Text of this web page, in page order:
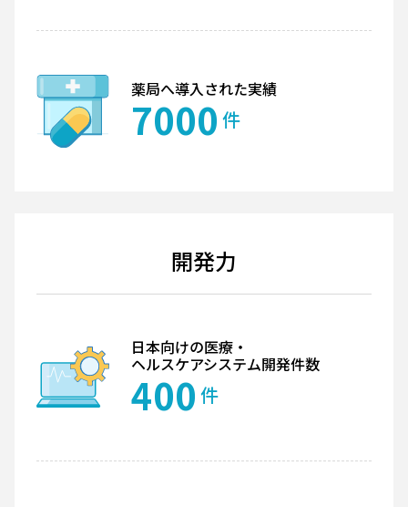
薬局へ導入された実績
7000 件
開発力
日本向けの医療・
ヘルスケアシステム開発件数
400 件